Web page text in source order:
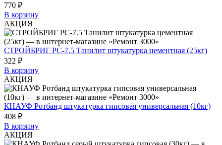
770 ₽
В корзину
АКЦИЯ
СТРОЙБРИГ PC-7.5 Танилит штукатурка цементная (25кг)
322 ₽
В корзину
АКЦИЯ
КНАУФ Ротбанд штукатурка гипсовая универсальная (10кг)
408 ₽
В корзину
АКЦИЯ